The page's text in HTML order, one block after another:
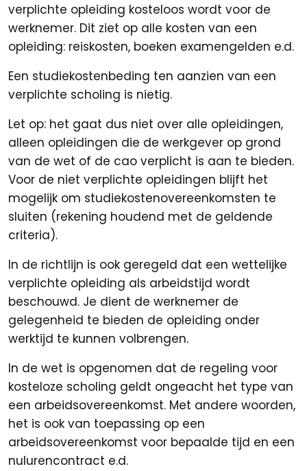
verplichte opleiding kosteloos wordt voor de
werknemer. Dit ziet op alle kosten van een
opleiding: reiskosten, boeken examengelden e.d.
Een studiekostenbeding ten aanzien van een
verplichte scholing is nietig.
Let op: het gaat dus niet over alle opleidingen,
alleen opleidingen die de werkgever op grond
van de wet of de cao verplicht is aan te bieden.
Voor de niet verplichte opleidingen blijft het
mogelijk om studiekostenovereenkomsten te
sluiten (rekening houdend met de geldende
criteria).
In de richtlijn is ook geregeld dat een wettelijke
verplichte opleiding als arbeidstijd wordt
beschouwd. Je dient de werknemer de
gelegenheid te bieden de opleiding onder
werktijd te kunnen volbrengen.
In de wet is opgenomen dat de regeling voor
kosteloze scholing geldt ongeacht het type van
een arbeidsovereenkomst. Met andere woorden,
het is ook van toepassing op een
arbeidsovereenkomst voor bepaalde tijd en een
nulurencontract e.d.